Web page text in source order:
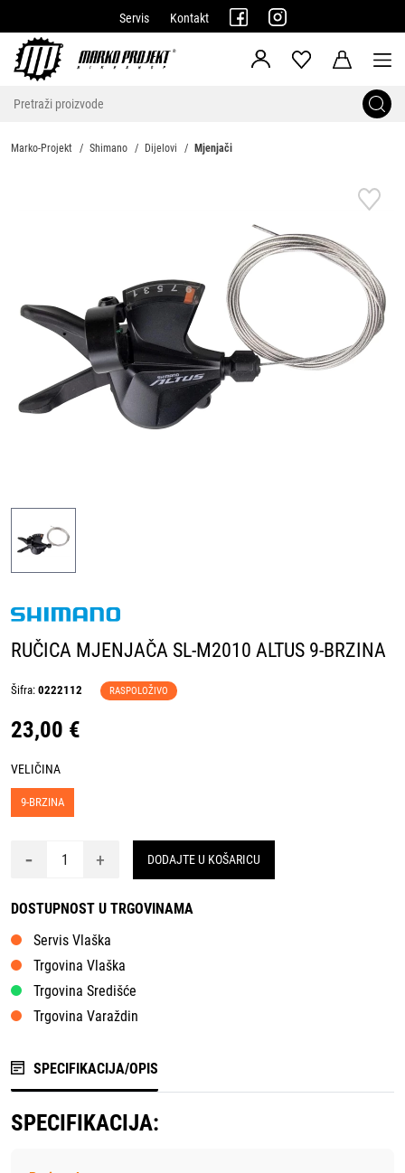
Servis Kontakt
Marko-Projekt Shimano Dijelovi Mjenjači
RUČICA MJENJAČA SL-M2010 ALTUS 9-BRZINA
Šifra: 0222112 RASPOLOŽIVO
23,00 €
VELIČINA
9-BRZINA
- + DODAJTE U KOŠARICU
DOSTUPNOST U TRGOVINAMA
Servis Vlaška
Trgovina Vlaška
Trgovina Središće
Trgovina Varaždin
SPECIFIKACIJA/OPIS
SPECIFIKACIJA: